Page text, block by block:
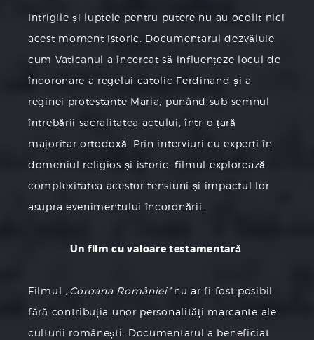
Intrigile și luptele pentru putere nu au ocolit nici
acest moment istoric. Documentarul dezvăluie
cum Vaticanul a încercat să influențeze locul de
încoronare a regelui catolic Ferdinand și a
reginei protestante Maria, punând sub semnul
întrebării sacralitatea actului, într-o țară
majoritar ortodoxă. Prin interviuri cu experți în
domeniul religios și istoric, filmul explorează
complexitatea acestor tensiuni și impactul lor
asupra evenimentului încoronării.
Un film cu valoare testamentară
Filmul „Coroana României”nu ar fi fost posibil
fără contribuția unor personalități marcante ale
culturii românești. Documentarul a beneficiat